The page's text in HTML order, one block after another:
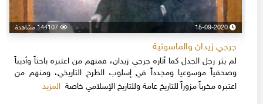
15-09-2020 144107 مشاهدة
جرجي زيدان والماسونية
لم يثر رجل الجدل كما أثاره جرجي زيدان، فمنهم من اعتبره باحثاً وأديباً
وصحفياً موسوعيا ومجدداً في إسلوب الطرح التاريخي، ومنهم من
اعتبره مخرباً مزوراً للتاريخ عامة وللتاريخ الإسلامي خاصةالمزيد